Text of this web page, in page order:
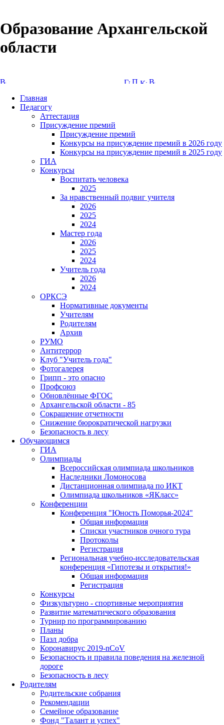
Образование Архангельской
области
Главная
Педагогу
Аттестация
Присуждение премий
Присуждение премий
Конкурсы на присуждение премий в 2026 году
Конкурсы на присуждение премий в 2025 году
ГИА
Конкурсы
Воспитать человека
2025
За нравственный подвиг учителя
2026
2025
2024
Мастер года
2026
2025
2024
Учитель года
2026
2024
ОРКСЭ
Нормативные документы
Учителям
Родителям
Архив
РУМО
Антитеррор
Клуб "Учитель года"
Фотогалерея
Грипп - это опасно
Профсоюз
Обновлённые ФГОС
Архангельской области - 85
Сокращение отчетности
Снижение бюрократической нагрузки
Безопасность в лесу
Обучающимся
ГИА
Олимпиады
Всероссийская олимпиада школьников
Наследники Ломоносова
Дистанционная олимпиада по ИКТ
Олимпиада школьников «ЯКласс»
Конференции
Конференция "Юность Поморья-2024"
Общая информация
Списки участников очного тура
Протоколы
Регистрация
Региональная учебно-исследовательская
конференция «Гипотезы и открытия!»
Общая информация
Регистрация
Конкурсы
Физкультурно - спортивные мероприятия
Развитие математического образования
Турнир по программированию
Планы
Пазл добра
Коронавирус 2019-nCoV
Безопасность и правила поведения на железной
дороге
Безопасность в лесу
Родителям
Родительские собрания
Рекомендации
Семейное образование
Фонд "Талант и успех"